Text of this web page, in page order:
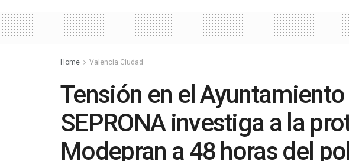
Home Valencia Ciudad
Tensión en el Ayuntamiento
SEPRONA investiga a la
Modepran a 48 horas del